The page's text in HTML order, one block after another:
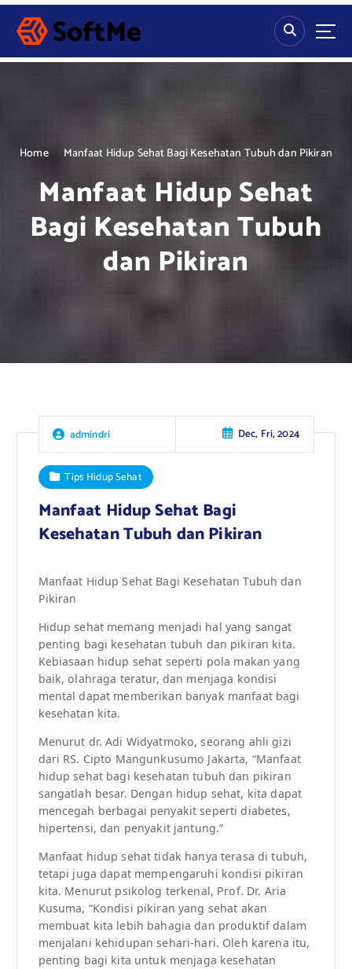
S
p
Home Manfaat Hidup Sehat Bagi Kesehatan Tubuh dan Pikiran
Manfaat Hidup Sehat
Bagi Kesehatan Tubuh
dan Pikiran
admindri Dec, Fri, 2024
Tips Hidup Sehat
Manfaat Hidup Sehat Bagi
Kesehatan Tubuh dan Pikiran
Manfaat Hidup Sehat Bagi Kesehatan Tubuh dan
Pikiran
Hidup sehat memang menjadi hal yang sangat
penting bagi kesehatan tubuh dan pikiran kita.
Kebiasaan hidup sehat seperti pola makan yang
baik, olahraga teratur, dan menjaga kondisi
mental dapat memberikan banyak manfaat bagi
kesehatan kita.
Menurut dr. Adi Widyatmoko, seorang ahli gizi
dari RS. Cipto Mangunkusumo Jakarta, “Manfaat
hidup sehat bagi kesehatan tubuh dan pikiran
sangatlah besar. Dengan hidup sehat, kita dapat
mencegah berbagai penyakit seperti diabetes,
hipertensi, dan penyakit jantung.”
Manfaat hidup sehat tidak hanya terasa di tubuh,
tetapi juga dapat mempengaruhi kondisi pikiran
kita. Menurut psikolog terkenal, Prof. Dr. Aria
Kusuma, “Kondisi pikiran yang sehat akan
membuat kita lebih bahagia dan produktif dalam
menjalani kehidupan sehari-hari. Oleh karena itu,
penting bagi kita untuk menjaga kesehatan